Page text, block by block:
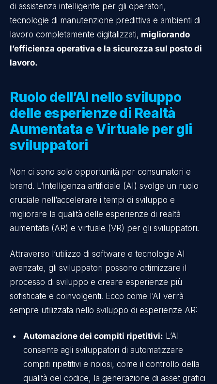
di assistenza intelligente per gli operatori,
tecnologie di manutenzione predittiva e ambienti di
lavoro completamente digitalizzati, migliorando
l’efficienza operativa e la sicurezza sul posto di
lavoro.
Ruolo dell’AI nello sviluppo
delle esperienze di Realtà
Aumentata e Virtuale per gli
sviluppatori
Non ci sono solo opportunità per consumatori e
brand. L’intelligenza artificiale (AI) svolge un ruolo
cruciale nell’accelerare i tempi di sviluppo e
migliorare la qualità delle esperienze di realtà
aumentata (AR) e virtuale (VR) per gli sviluppatori.
Attraverso l’utilizzo di software e tecnologie AI
avanzate, gli sviluppatori possono ottimizzare il
processo di sviluppo e creare esperienze più
sofisticate e coinvolgenti. Ecco come l’AI verrà
sempre utilizzata nello sviluppo di esperienze AR:
Automazione dei compiti ripetitivi: L’AI
consente agli sviluppatori di automatizzare
compiti ripetitivi e noiosi, come il controllo della
qualità del codice, la generazione di asset grafici